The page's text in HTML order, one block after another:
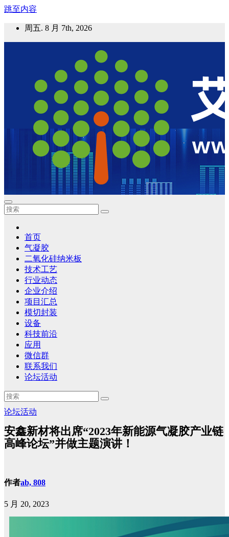
跳至内容
周五. 8 月 7th, 2026
艾邦气凝胶论坛
气凝胶材料及应用，产业链动态；气凝胶在新能源如锂电、储
首页
气凝胶
二氧化硅纳米板
技术工艺
行业动态
企业介绍
项目汇总
模切封装
设备
科技前沿
应用
微信群
联系我们
论坛活动
论坛活动
安鑫新材将出席“2023年新能源气凝胶产业链
高峰论坛”并做主题演讲！
作者ab, 808
5 月 20, 2023